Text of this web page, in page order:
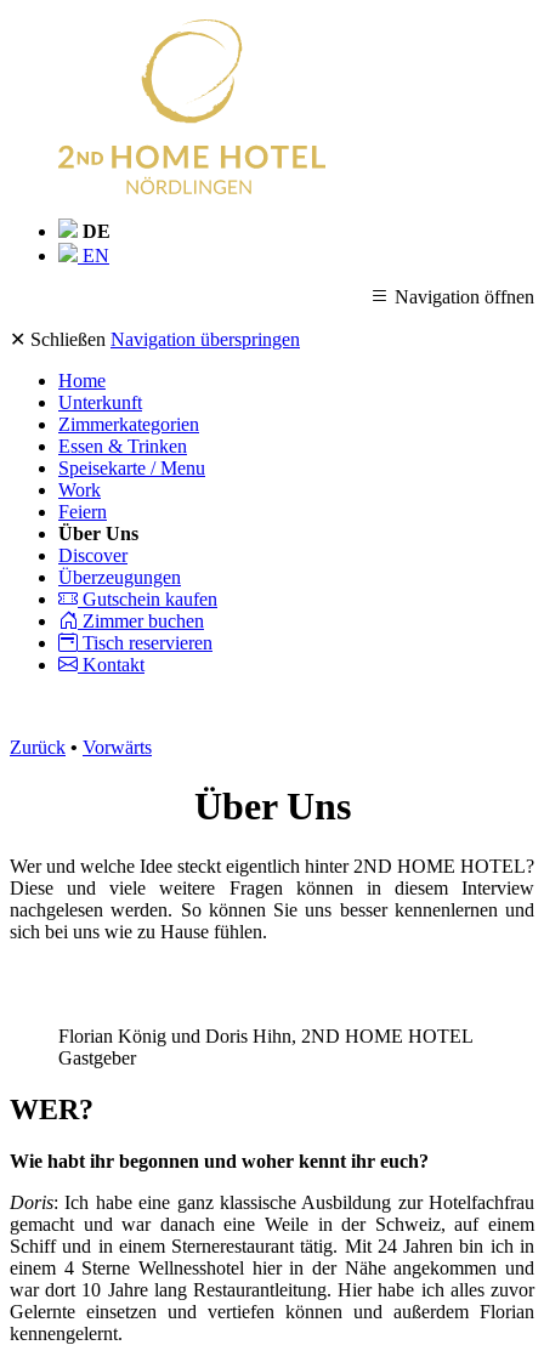
DE
EN
Navigation öffnen
✕ Schließen Navigation überspringen
Home
Unterkunft
Zimmerkategorien
Essen & Trinken
Speisekarte / Menu
Work
Feiern
Über Uns
Discover
Überzeugungen
Gutschein kaufen
Zimmer buchen
Tisch reservieren
Kontakt
Zurück • Vorwärts
Über Uns
Wer und welche Idee steckt eigentlich hinter 2ND HOME HOTEL?
Diese und viele weitere Fragen können in diesem Interview
nachgelesen werden. So können Sie uns besser kennenlernen und
sich bei uns wie zu Hause fühlen.
Florian König und Doris Hihn, 2ND HOME HOTEL
Gastgeber
WER?
Wie habt ihr begonnen und woher kennt ihr euch?
Doris: Ich habe eine ganz klassische Ausbildung zur Hotelfachfrau
gemacht und war danach eine Weile in der Schweiz, auf einem
Schiff und in einem Sternerestaurant tätig. Mit 24 Jahren bin ich in
einem 4 Sterne Wellnesshotel hier in der Nähe angekommen und
war dort 10 Jahre lang Restaurantleitung. Hier habe ich alles zuvor
Gelernte einsetzen und vertiefen können und außerdem Florian
kennengelernt.